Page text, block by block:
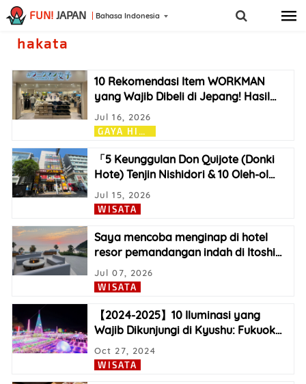
FUN! JAPAN Bahasa Indonesia
hakata
10 Rekomendasi Item WORKMAN
yang Wajib Dibeli di Jepang! Hasil…
G
AYA HIDUP
Jul 16, 2026
「5 Keunggulan Don Quijote (Donki
Hote) Tenjin Nishidori & 10 Oleh-ol…
WISATA
Jul 15, 2026
Saya mencoba menginap di hotel
resor pemandangan indah di Itoshi…
WISATA
Jul 07, 2026
【2024-2025】10 Iluminasi yang
Wajib Dikunjungi di Kyushu: Fukuok…
WISATA
Oct 27, 2024